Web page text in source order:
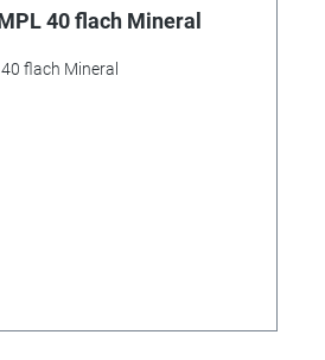
40 flach Mineral
flach Mineral